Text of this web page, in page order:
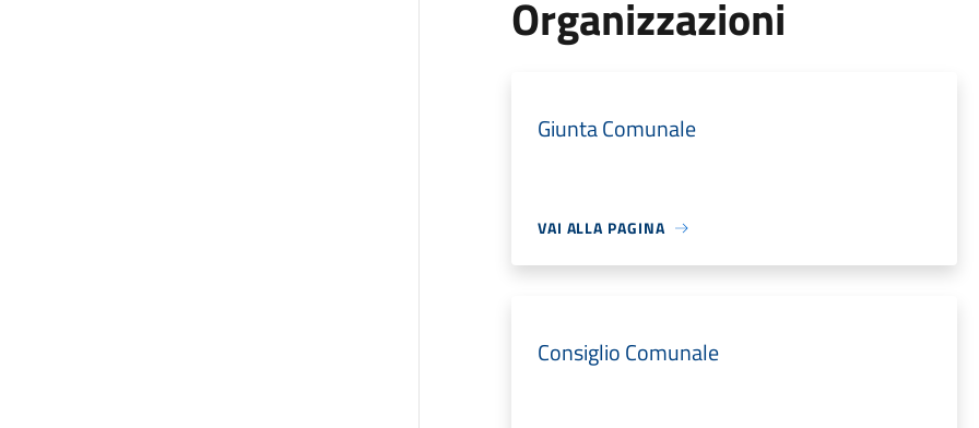
Organizzazioni
Giunta Comunale
VAI ALLA PAGINA
Consiglio Comunale